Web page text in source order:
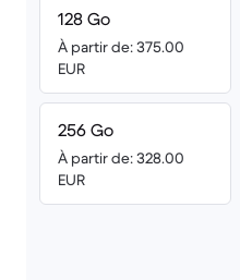
128 Go
À partir de: 375.00
EUR
256 Go
À partir de: 328.00
EUR